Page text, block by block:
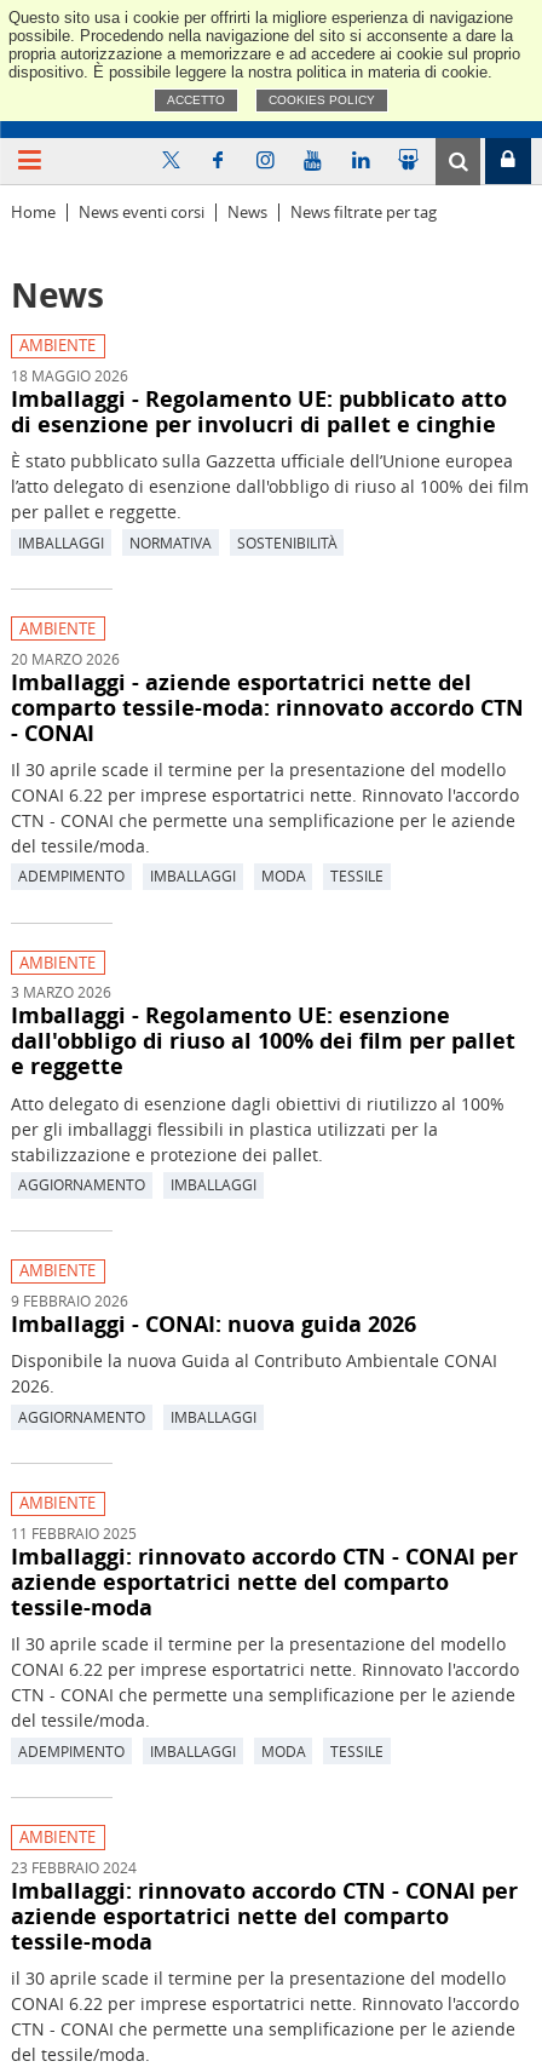
Questo sito usa i cookie per offrirti la migliore esperienza di navigazione
possibile. Procedendo nella navigazione del sito si acconsente a dare la
propria autorizzazione a memorizzare e ad accedere ai cookie sul proprio
dispositivo. È possibile leggere la nostra politica in materia di cookie.
ACCETTO COOKIES POLICY
Home News eventi corsi News News filtrate per tag
News
AMBIENTE
18 MAGGIO 2026
Imballaggi - Regolamento UE: pubblicato atto
di esenzione per involucri di pallet e cinghie
È stato pubblicato sulla Gazzetta ufficiale dell’Unione europea
l’atto delegato di esenzione dall'obbligo di riuso al 100% dei film
per pallet e reggette.
IMBALLAGGI NORMATIVA SOSTENIBILITÀ
AMBIENTE
20 MARZO 2026
Imballaggi - aziende esportatrici nette del
comparto tessile-moda: rinnovato accordo CTN
- CONAI
Il 30 aprile scade il termine per la presentazione del modello
CONAI 6.22 per imprese esportatrici nette. Rinnovato l'accordo
CTN - CONAI che permette una semplificazione per le aziende
del tessile/moda.
ADEMPIMENTO IMBALLAGGI MODA TESSILE
AMBIENTE
3 MARZO 2026
Imballaggi - Regolamento UE: esenzione
dall'obbligo di riuso al 100% dei film per pallet
e reggette
Atto delegato di esenzione dagli obiettivi di riutilizzo al 100%
per gli imballaggi flessibili in plastica utilizzati per la
stabilizzazione e protezione dei pallet.
AGGIORNAMENTO IMBALLAGGI
AMBIENTE
9 FEBBRAIO 2026
Imballaggi - CONAI: nuova guida 2026
Disponibile la nuova Guida al Contributo Ambientale CONAI
2026.
AGGIORNAMENTO IMBALLAGGI
AMBIENTE
11 FEBBRAIO 2025
Imballaggi: rinnovato accordo CTN - CONAI per
aziende esportatrici nette del comparto
tessile-moda
Il 30 aprile scade il termine per la presentazione del modello
CONAI 6.22 per imprese esportatrici nette. Rinnovato l'accordo
CTN - CONAI che permette una semplificazione per le aziende
del tessile/moda.
ADEMPIMENTO IMBALLAGGI MODA TESSILE
AMBIENTE
23 FEBBRAIO 2024
Imballaggi: rinnovato accordo CTN - CONAI per
aziende esportatrici nette del comparto
tessile-moda
il 30 aprile scade il termine per la presentazione del modello
CONAI 6.22 per imprese esportatrici nette. Rinnovato l'accordo
CTN - CONAI che permette una semplificazione per le aziende
del tessile/moda.